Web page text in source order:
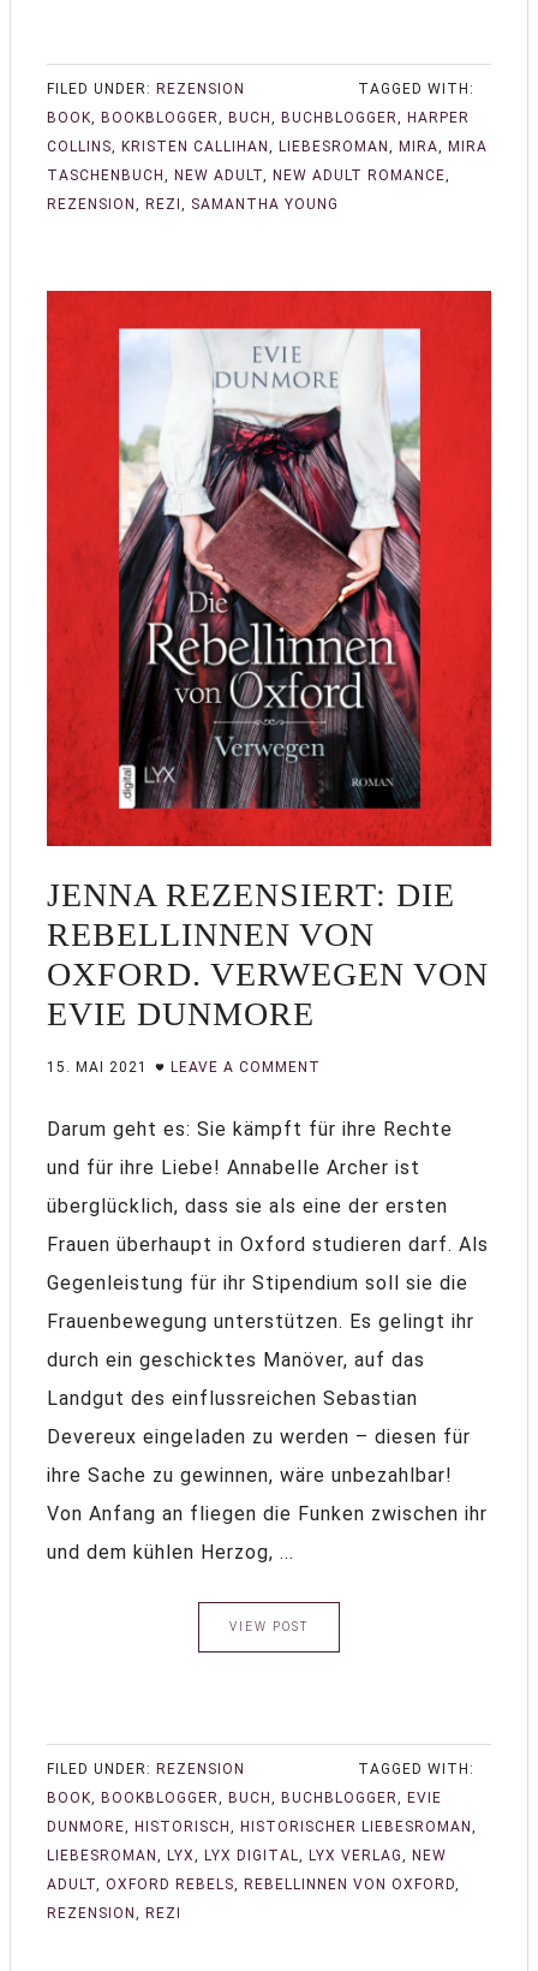
FILED UNDER: REZENSION
TAGGED WITH:
BOOK, BOOKBLOGGER, BUCH , BUCHBLOGGER, HARPER
COLLINS, KRISTEN CALLIHAN , LIEBESROMAN , MIRA, MIRA
TASCHENBUCH , NEW ADULT, NEW ADULT ROMANCE,
REZENSION , REZI , SAMANTHA YOUNG
JENNA REZENSIERT: DIE
REBELLINNEN VON
OXFORD. VERWEGEN VON
EVIE DUNMORE
15. MAI 2021 LEAVE A COMMENT
Darum geht es: Sie kämpft für ihre Rechte
und für ihre Liebe! Annabelle Archer ist
überglücklich, dass sie als eine der ersten
Frauen überhaupt in Oxford studieren darf. Als
Gegenleistung für ihr Stipendium soll sie die
Frauenbewegung unterstützen. Es gelingt ihr
durch ein geschicktes Manöver, auf das
Landgut des einflussreichen Sebastian
Devereux eingeladen zu werden – diesen für
ihre Sache zu gewinnen, wäre unbezahlbar!
Von Anfang an fliegen die Funken zwischen ihr
und dem kühlen Herzog, ...
VIEW POST
FILED UNDER: REZENSION
TAGGED WITH:
BOOK, BOOKBLOGGER, BUCH , BUCHBLOGGER, EVIE
DUNMORE, HISTORISCH , HISTORISCHER LIEBESROMAN ,
LIEBESROMAN , LYX, LYX DIGITAL, LYX VERLAG, NEW
ADULT, OXFORD REBELS, REBELLINNEN VON OXFORD,
REZENSION , REZI